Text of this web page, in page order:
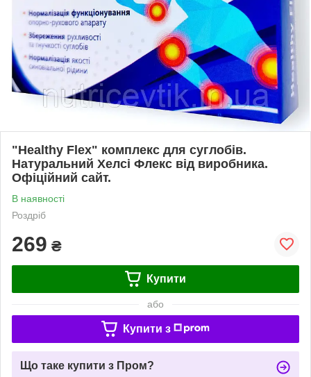
"Healthy Flex" комплекс для суглобів.
Натуральний Хелсі Флекс від виробника.
Офіційний сайт.
В наявності
Роздріб
269 ₴
Купити
або
Купити з
Що таке купити з Пром?